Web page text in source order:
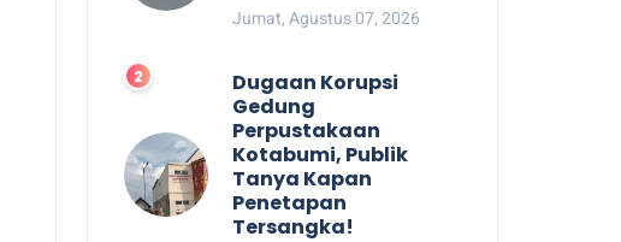
Jumat, Agustus 07, 2026
Dugaan Korupsi
Gedung
Perpustakaan
Kotabumi, Publik
Tanya Kapan
Penetapan
Tersangka!